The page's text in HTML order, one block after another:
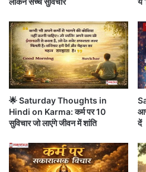
आपकी heartbeat है…
Monday Thoughts : अच्छा
बनने के लिए जिओ....
आपको यह खबर
अगर आपको यह
प
चा
एं
गे
आ
का
अ
ग
ला
स
प्ता
ह
🌟 Saturday Thoughts in
Hindi on Karma: कर्म पर 10
सुविचार जो लाएंगे जीवन में शांति
दें